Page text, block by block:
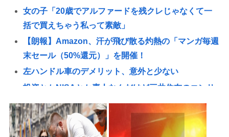
女の子「20歳でアルファードを残クレじゃなくて一
括で買えちゃう私って素敵」
【朗報】Amazon、汗が飛び散る灼熱の「マンガ毎週
末セール（50%還元）」を開催！
左ハンドル車のデメリット、意外と少ない
投資とかNISAとか素人なんだけど三井住友のコンサ
ルタントに相談した方がいいのか？
「ベトナム人5人が高齢女性救出」報道にSNS「ウ
ソ」投稿相次ぐ→名誉毀損となる可能性は？